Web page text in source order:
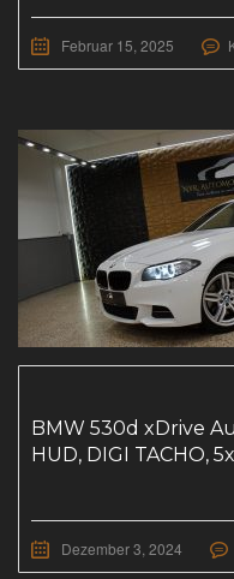
Februar 15, 2025
BMW 530d xDrive
HUD, DIGI TACHO,
Dezember 3, 2024